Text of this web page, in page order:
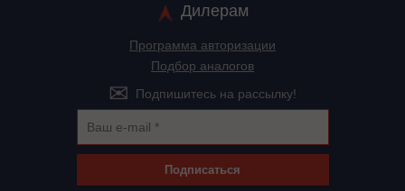
Дилерам
Программа авторизации
Подбор аналогов
Подпишитесь на рассылку!
Подписаться